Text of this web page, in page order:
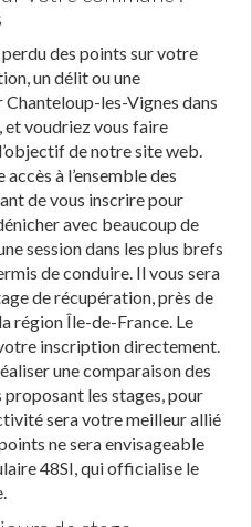
des points sur votre
un délit ou une
les-Vignes dans
et voudriez vous faire
de notre site web.
à l’ensemble des
de vous inscrire pour
avec beaucoup de
session dans les plus brefs
de conduire. Il vous sera
de récupération, près de
région Île-de-France. Le
inscription directement.
une comparaison des
les stages, pour
sera votre meilleur allié
ne sera envisageable
48SI, qui officialise le